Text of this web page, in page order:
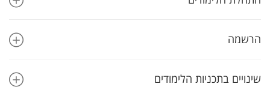
הרשמה
שינויים בתכניות הלימודים